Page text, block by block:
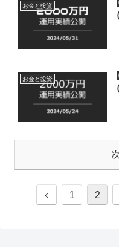
お金と投資
お金と投資
1 2